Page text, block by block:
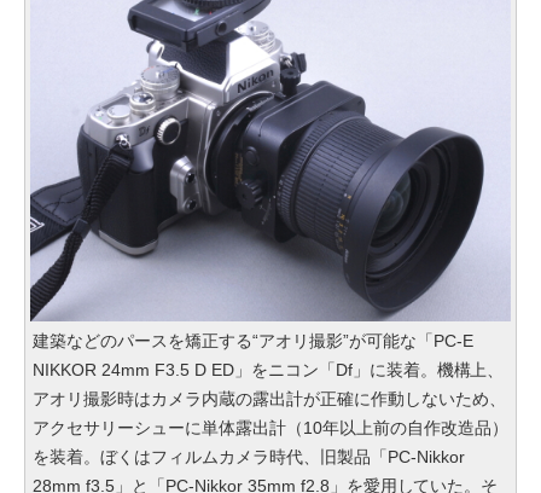
建築などのパースを矯正する“アオリ撮影”が可能な「PC-E
NIKKOR 24mm F3.5 D ED」をニコン「Df」に装着。機構上、
アオリ撮影時はカメラ内蔵の露出計が正確に作動しないため、
アクセサリーシューに単体露出計（10年以上前の自作改造品）
を装着。ぼくはフィルムカメラ時代、旧製品「PC-Nikkor
28mm f3.5」と「PC-Nikkor 35mm f2.8」を愛用していた。そ